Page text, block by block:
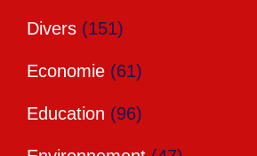
Divers (151)
Economie (61)
Education (96)